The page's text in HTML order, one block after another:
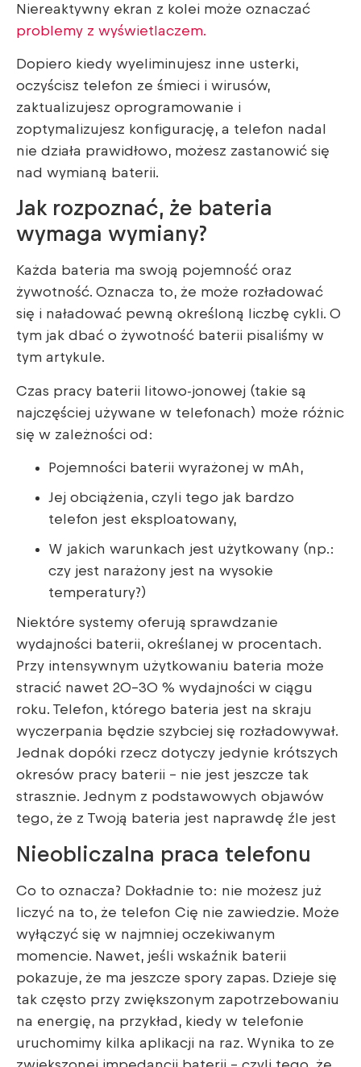
Niereaktywny ekran z kolei może oznaczać
problemy z wyświetlaczem.
Dopiero kiedy wyeliminujesz inne usterki,
oczyścisz telefon ze śmieci i wirusów,
zaktualizujesz oprogramowanie i
zoptymalizujesz konfigurację, a telefon nadal
nie działa prawidłowo, możesz zastanowić się
nad wymianą baterii.
Jak rozpoznać, że bateria
wymaga wymiany?
Każda bateria ma swoją pojemność oraz
żywotność. Oznacza to, że może rozładować
się i naładować pewną określoną liczbę cykli. O
tym jak dbać o żywotność baterii pisaliśmy w
tym artykule.
Czas pracy baterii litowo-jonowej (takie są
najczęściej używane w telefonach) może różnic
się w zależności od:
Pojemności baterii wyrażonej w mAh,
Jej obciążenia, czyli tego jak bardzo
telefon jest eksploatowany,
W jakich warunkach jest użytkowany (np.:
czy jest narażony jest na wysokie
temperatury?)
Niektóre systemy oferują sprawdzanie
wydajności baterii, określanej w procentach.
Przy intensywnym użytkowaniu bateria może
stracić nawet 20-30 % wydajności w ciągu
roku. Telefon, którego bateria jest na skraju
wyczerpania będzie szybciej się rozładowywał.
Jednak dopóki rzecz dotyczy jedynie krótszych
okresów pracy baterii – nie jest jeszcze tak
strasznie. Jednym z podstawowych objawów
tego, że z Twoją bateria jest naprawdę źle jest
Nieobliczalna praca telefonu
Co to oznacza? Dokładnie to: nie możesz już
liczyć na to, że telefon Cię nie zawiedzie. Może
wyłączyć się w najmniej oczekiwanym
momencie. Nawet, jeśli wskaźnik baterii
pokazuje, że ma jeszcze spory zapas. Dzieje się
tak często przy zwiększonym zapotrzebowaniu
na energię, na przykład, kiedy w telefonie
uruchomimy kilka aplikacji na raz. Wynika to ze